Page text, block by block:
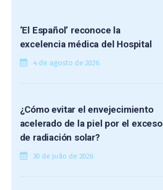
‘El Español’ reconoce la
excelencia médica del Hospital
4 de agosto de 2026
¿Cómo evitar el envejecimiento
acelerado de la piel por el exceso
de radiación solar?
30 de julio de 2026